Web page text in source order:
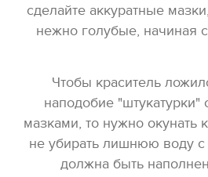
сделайте аккуратные
нежно голубые, начиная
Чтобы краситель
наподобие
мазками, то нужно окунать
не убирать лишнюю воду с
должна быть